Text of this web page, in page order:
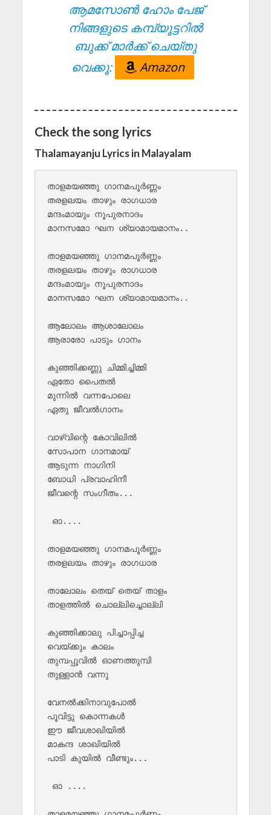
ആമസോൺ ഹോം പേജ്
നിങ്ങളുടെ കമ്പ്യൂട്ടറിൽ
ബുക്ക് മാർക്ക് ചെയ്തു
വെക്കൂ:
Amazon
Check the song lyrics
Thalamayanju Lyrics in Malayalam
താളമയഞ്ഞു ഗാനമപൂർണ്ണം
തരളലയം താഴും രാഗധാര
മന്ദംമായും നൂപുരനാദം
മാനസമോ ഘന ശ്യാമായമാനം..
താളമയഞ്ഞു ഗാനമപൂർണ്ണം
തരളലയം താഴും രാഗധാര
മന്ദംമായും നൂപുരനാദം
മാനസമോ ഘന ശ്യാമായമാനം..
ആലോലം ആശാലോലം
ആരാരോ പാടും ഗാനം
കുഞ്ഞിക്കണ്ണു ചിമ്മിച്ചിമ്മി
ഏതോ പൈതല്‍
മുന്നില്‍ വന്നപോലെ
ഏതു ജീവല്‍ഗാനം
വാഴ്‌വിന്റെ കോവിലില്‍
സോപാന ഗാനമായ്‌
ആടുന്ന നാഗിനി
ബോധി പ്രവാഹിനീ
ജീവന്റെ സംഗീതം...
ഓ....
താളമയഞ്ഞു ഗാനമപൂർണ്ണം
തരളലയം താഴും രാഗധാര
താലോലം തെയ് തെയ് താളം
താളത്തില്‍ ചൊല്ലിച്ചൊല്ലി
കുഞ്ഞിക്കാലു പിച്ചാപ്പിച്ച
വെയ്ക്കും കാലം
തുമ്പപ്പൂവില്‍ ഓണത്തുമ്പി
തുള്ളാന്‍ വന്നു
വേനല്‍ക്കിനാവുപോല്‍
പൂവിട്ടു കൊന്നകള്‍
ഈ ജീവശാഖിയില്‍
മാകന്ദ ശാഖിയില്‍
പാടി കുയില്‍ വീണ്ടും...
ഓ ....